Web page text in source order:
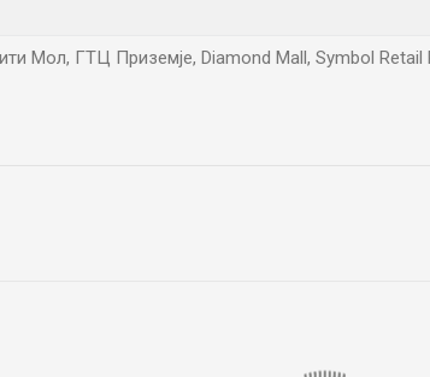
Мол, ГТЦ Приземје, Diamond Mall, Symbol